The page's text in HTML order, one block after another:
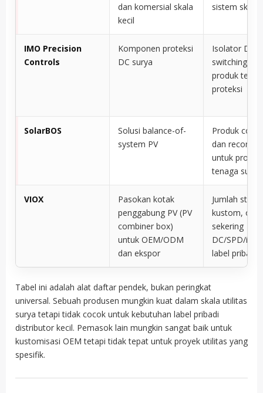
dan komersial skala
kecil
sistem skala
IMO Precision
Controls
Komponen proteksi
DC surya
Isolator DC,
switching PV,
produk
proteksi
SolarBOS
Solusi balance-of-
system PV
Produk
dan
untuk proyek
tenaga surya
VIOX
Pasokan kotak
penggabung PV (PV
combiner box)
untuk OEM/ODM
dan ekspor
Jumlah string
kustom, opsi
sekering
DC/SPD/
label pribadi
Tabel ini adalah alat daftar pendek, bukan peringkat
universal. Sebuah produsen mungkin kuat dalam skala utilitas
surya tetapi tidak cocok untuk kebutuhan label pribadi
distributor kecil. Pemasok lain mungkin sangat baik untuk
kustomisasi OEM tetapi tidak tepat untuk proyek utilitas yang
spesifik.